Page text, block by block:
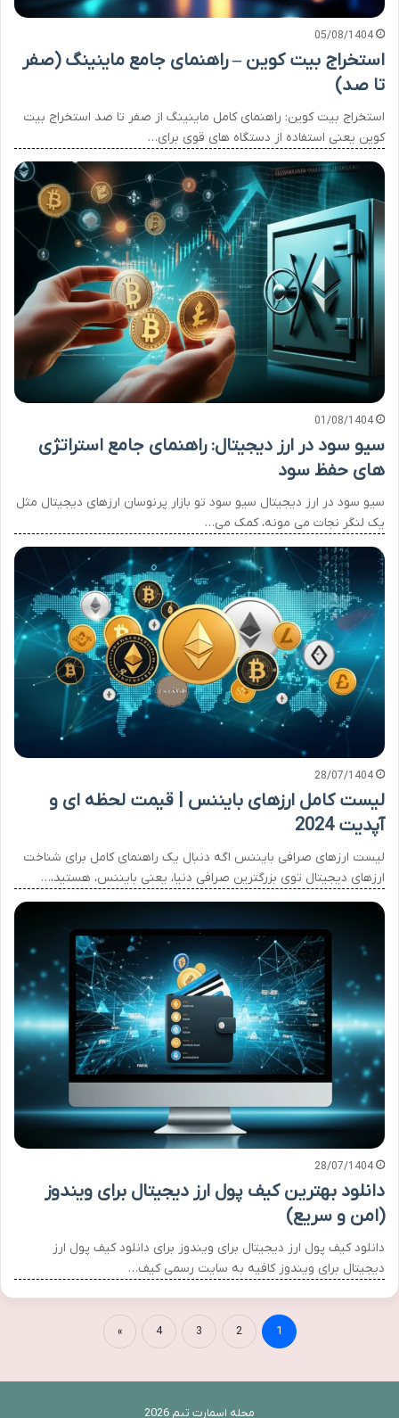
05/08/1404
استخراج بیت کوین – راهنمای جامع ماینینگ (صفر
تا صد)
استخراج بیت کوین: راهنمای کامل ماینینگ از صفر تا صد استخراج بیت
کوین یعنی استفاده از دستگاه های قوی برای…
01/08/1404
سیو سود در ارز دیجیتال: راهنمای جامع استراتژی
های حفظ سود
سیو سود در ارز دیجیتال سیو سود تو بازار پرنوسان ارزهای دیجیتال مثل
یک لنگر نجات می مونه، کمک می…
28/07/1404
لیست کامل ارزهای بایننس | قیمت لحظه ای و
آپدیت 2024
لیست ارزهای صرافی بایننس اگه دنبال یک راهنمای کامل برای شناخت
ارزهای دیجیتال توی بزرگترین صرافی دنیا، یعنی بایننس، هستید،…
28/07/1404
دانلود بهترین کیف پول ارز دیجیتال برای ویندوز
(امن و سریع)
دانلود کیف پول ارز دیجیتال برای ویندوز برای دانلود کیف پول ارز
دیجیتال برای ویندوز کافیه به سایت رسمی کیف…
1
2
3
4
»
مجله اسمارت تیم 2026